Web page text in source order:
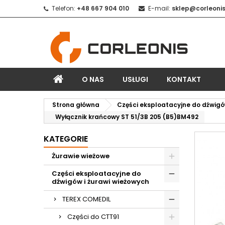
Telefon: +48 667 904 010 E-mail:
O NAS USŁUGI KONTAKT
Strona główna Części eksploatacyjne do
Wyłącznik krańcowy ST 51/3B 205 (B5)BM492
KATEGORIE
Żurawie wieżowe
Części eksploatacyjne do
dźwigów i żurawi wieżowych
TEREX COMEDIL
Części do CTT91